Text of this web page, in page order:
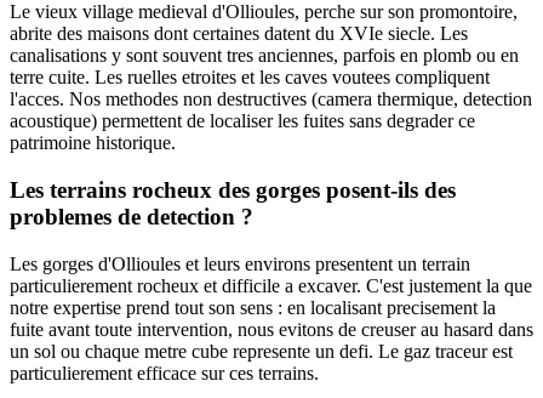
Le vieux village medieval d'Ollioules, perche sur son promontoire,
abrite des maisons dont certaines datent du XVIe siecle. Les
canalisations y sont souvent tres anciennes, parfois en plomb ou en
terre cuite. Les ruelles etroites et les caves voutees compliquent
l'acces. Nos methodes non destructives (camera thermique, detection
acoustique) permettent de localiser les fuites sans degrader ce
patrimoine historique.
Les terrains rocheux des gorges posent-ils des
problemes de detection ?
Les gorges d'Ollioules et leurs environs presentent un terrain
particulierement rocheux et difficile a excaver. C'est justement la que
notre expertise prend tout son sens : en localisant precisement la
fuite avant toute intervention, nous evitons de creuser au hasard dans
un sol ou chaque metre cube represente un defi. Le gaz traceur est
particulierement efficace sur ces terrains.